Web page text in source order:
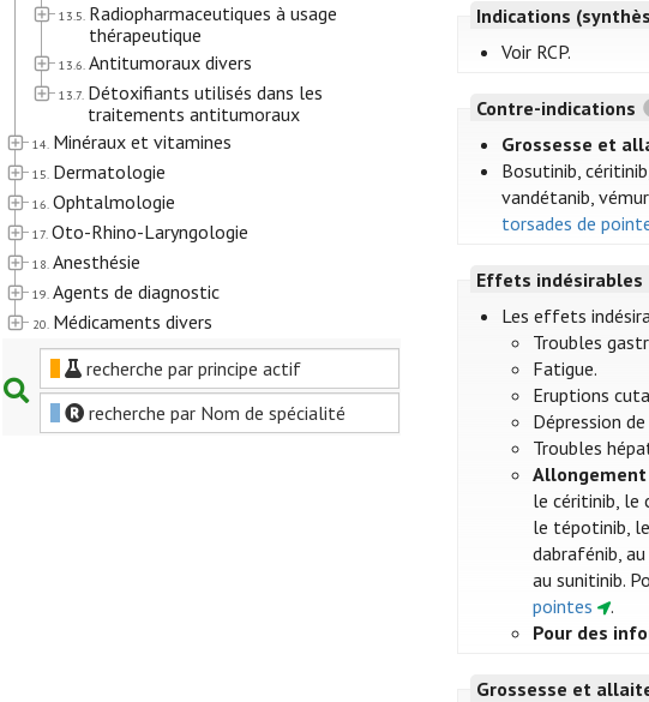
13.5. Radiopharmaceutiques à usage
thérapeutique
13.6. Antitumoraux divers
13.7. Détoxifiants utilisés dans les
traitements antitumoraux
14. Minéraux et vitamines
15. Dermatologie
16. Ophtalmologie
17. Oto-Rhino-Laryngologie
18. Anesthésie
19. Agents de diagnostic
20. Médicaments divers
recherche par principe actif
recherche par Nom de spécialité
Indications
Voir RCP.
Contre-indications
Grossesse et
Bosutinib,
vandétanib,
torsades de
Effets indésirables
Les effets
Troubles
Fatigue.
Eruptions
Dépression
Troubles
le céritinib, le
le tépotinib,
dabrafénib,
au sunitinib.
pointes
.
Pour des
Grossesse et